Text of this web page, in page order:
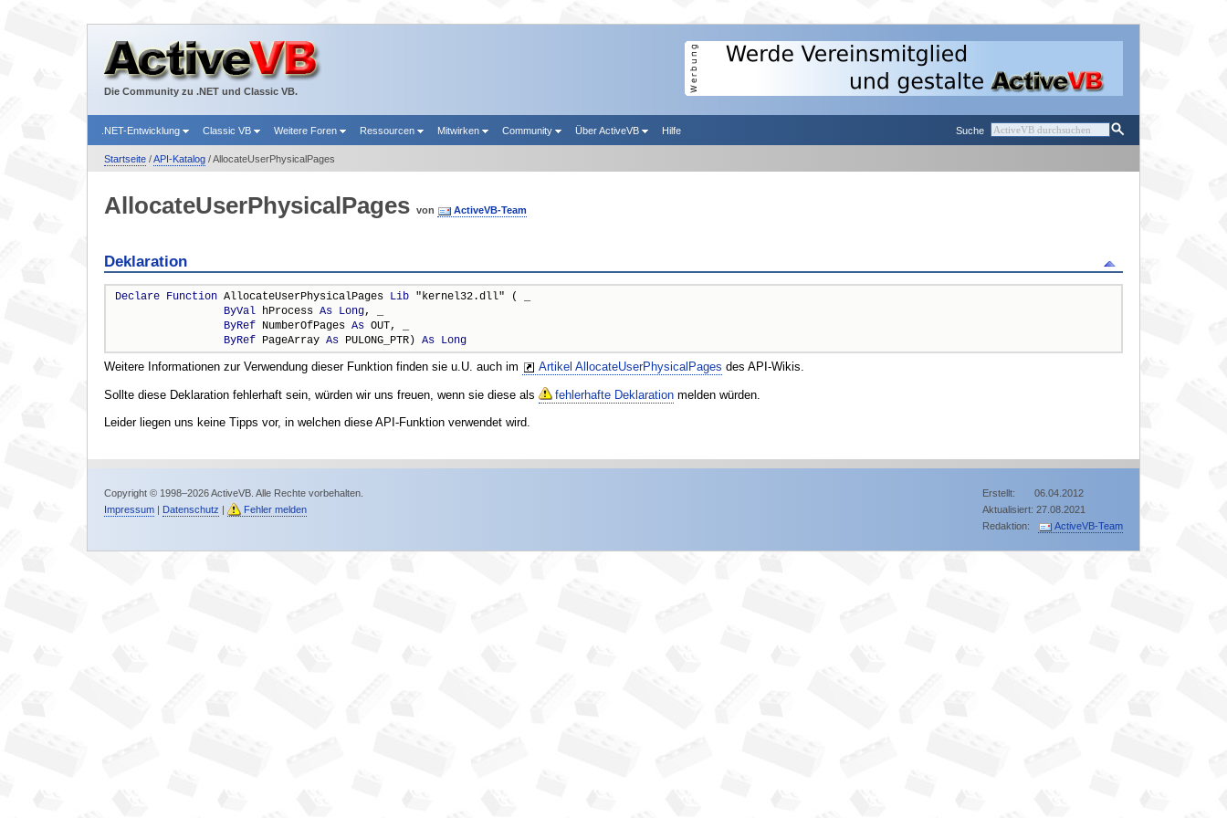
Die Community zu .NET und Classic VB.
Suche
.NET-Entwicklung Classic VB Weitere Foren Ressourcen Mitwirken Community Über ActiveVB Hilfe
Startseite/API-Katalog/ AllocateUserPhysicalPages
AllocateUserPhysicalPages von ActiveVB-Team
Deklaration
Declare Function AllocateUserPhysicalPages Lib "kernel32.dll" ( _
ByVal hProcess As Long, _
ByRef NumberOfPages As OUT, _
ByRef PageArray As PULONG_PTR) As Long
Weitere Informationen zur Verwendung dieser Funktion finden sie u.U. auch im Artikel AllocateUserPhysicalPages des API-Wikis.
Sollte diese Deklaration fehlerhaft sein, würden wir uns freuen, wenn sie diese als fehlerhafte Deklarationmelden würden.
Leider liegen uns keine Tipps vor, in welchen diese API-Funktion verwendet wird.
Erstellt: 06.04.2012
Aktualisiert: 27.08.2021
Redaktion:
ActiveVB-Team
Copyright © 1998–2026 ActiveVB. Alle Rechte vorbehalten.
Impressum| Datenschutz Fehler melden